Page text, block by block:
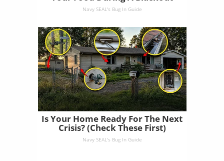
Navy SEAL's Bug In Guide
Is Your Home Ready For The Next
Crisis? (Check These First)
Navy SEAL's Bug In Guide